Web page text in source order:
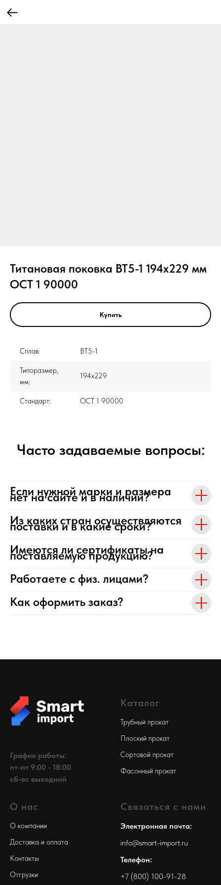
Титановая поковка ВТ5-1 194x229 мм
ОСТ 1 90000
Купить
Сплав: ВТ5-1
Типоразмер,
мм:
194x229
Стандарт: ОСТ 1 90000
Часто задаваемые вопросы:
Если нужной марки и размера
нет на сайте и в наличии?
Из каких стран осуществляются
поставки и в какие сроки?
Имеются ли сертификаты на
поставляемую продукцию?
Работаете с физ. лицами?
Как оформить заказ?
График работы:
пт-пт 9:00 - 18:00
сб-вс выходной
Каталог
Трубный прокат
Плоский прокат
Сортовой прокат
Фасонный прокат
О нас
О компании
Доставка и оплата
Контакты
Отгрузки
Связаться с нами
Электронная почта:
info@smart-import.ru
Телефон:
+7 (800) 100-91-28